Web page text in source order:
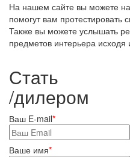
На нашем сайте вы можете
помогут вам протестировать
Также вы можете услышать
предметов интерьера
Стать
/дилером
Ваш E-mail*
Ваше имя*